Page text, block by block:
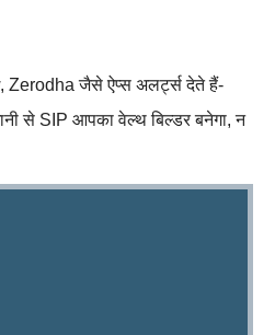
जैसे ऐप्स अलर्ट्स देते हैं-
से SIP आपका वेल्थ बिल्डर बनेगा, न